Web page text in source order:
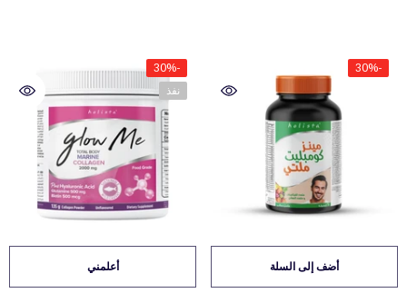
-30%
أضف إلى السلة
-30%
نفذ
أعلمني